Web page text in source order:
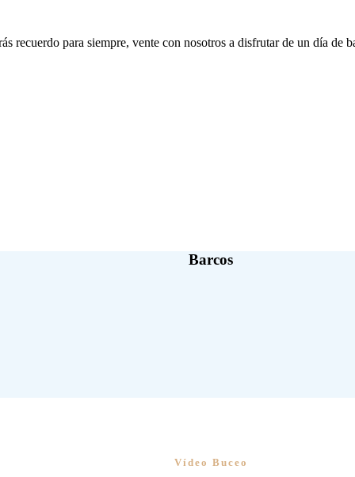
recuerdo para siempre, vente con nosotros a disfrutar de un día de
Barcos
Vídeo Buceo